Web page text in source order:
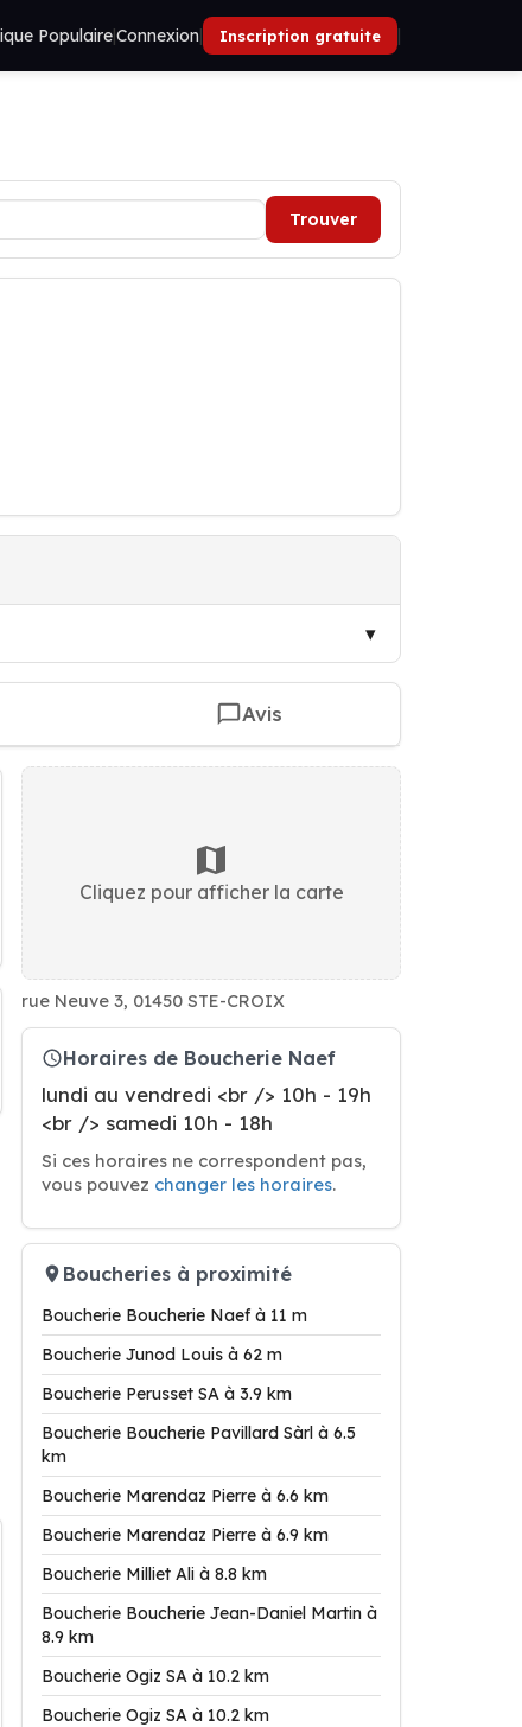
Populaire|Connexion| Inscription gratuite |
Trouver
Avis
Cliquez pour afficher la carte
rue Neuve 3, 01450 STE-CROIX
Horaires de Boucherie Naef
lundi au vendredi <br /> 10h - 19h
<br /> samedi 10h - 18h
Si ces horaires ne correspondent pas,
vous pouvez changer les horaires.
Boucheries à proximité
Boucherie Boucherie Naef à 11 m
Boucherie Junod Louis à 62 m
Boucherie Perusset SA à 3.9 km
Boucherie Boucherie Pavillard Sàrl à 6.5
km
Boucherie Marendaz Pierre à 6.6 km
Boucherie Marendaz Pierre à 6.9 km
Boucherie Milliet Ali à 8.8 km
Boucherie Boucherie Jean-Daniel Martin à
8.9 km
Boucherie Ogiz SA à 10.2 km
Boucherie Ogiz SA à 10.2 km